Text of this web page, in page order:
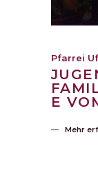
Pfarrei
E
Mehr